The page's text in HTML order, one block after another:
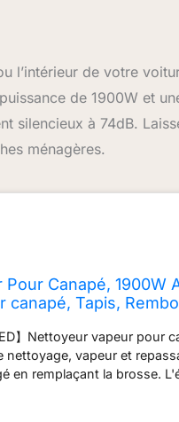
l’intérieur de votre
de 1900W et
silencieux à 74dB.
ménagères.
Canapé, 1900W
Tapis,
】Nettoyeur vapeur pour
vapeur et
en remplaçant la brosse.
canape peut